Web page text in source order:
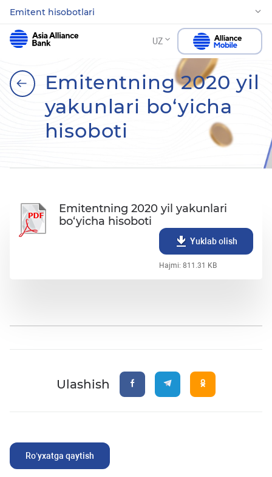
Emitent hisobotlari
UZ
Emitentning 2020 yil
yakunlari bo‘yicha
hisoboti
Emitentning 2020 yil yakunlari
bo‘yicha hisoboti
Yuklab olish
Hajmi: 811.31 KB
Ulashish
Ro’yxatga qaytish